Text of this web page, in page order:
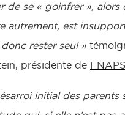
de se « goinfrer », alors
autrement, est
rester seul »
présidente de
initial des parents